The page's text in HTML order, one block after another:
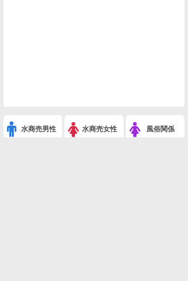
水商売男性 水商売女性 風俗関係